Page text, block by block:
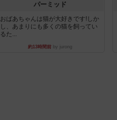
パーミッド
おばあちゃんは猫が大好きです!しか
し、あまりにも多くの猫を飼ってい
るた...
約13時間前by jurong